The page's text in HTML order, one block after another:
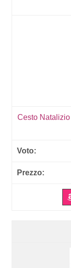
Cesto